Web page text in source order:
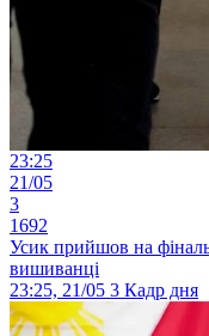
23:25
21/05
3
1692
Усик прийшов на
вишиванці
23:25, 21/05 3 Кадр дня